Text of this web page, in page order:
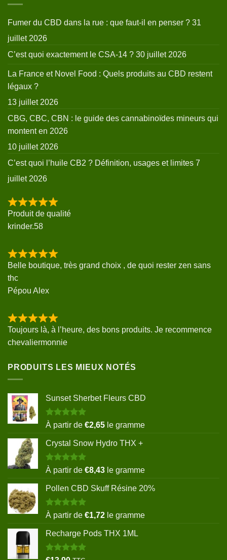
Fumer du CBD dans la rue : que faut-il en penser ? 31
juillet 2026
C’est quoi exactement le CSA-14 ? 30 juillet 2026
La France et Novel Food : Quels produits au CBD restent
légaux ?
13 juillet 2026
CBG, CBC, CBN : le guide des cannabinoïdes mineurs qui
montent en 2026
10 juillet 2026
C’est quoi l’huile CB2 ? Définition, usages et limites 7
juillet 2026
Produit de qualité
krinder.58
Belle boutique, très grand choix , de quoi rester zen sans
thc
Pépou Alex
Toujours là, à l’heure, des bons produits. Je recommence
chevaliermonnie
PRODUITS LES MIEUX NOTÉS
Sunset Sherbet Fleurs CBD
Note5.00
sur 5
À partir de €2,65 le gramme
Crystal Snow Hydro THX +
Note5.00
sur 5
À partir de €8,43 le gramme
Pollen CBD Skuff Résine 20%
Note5.00
sur 5
À partir de €1,72 le gramme
Recharge Pods THX 1ML